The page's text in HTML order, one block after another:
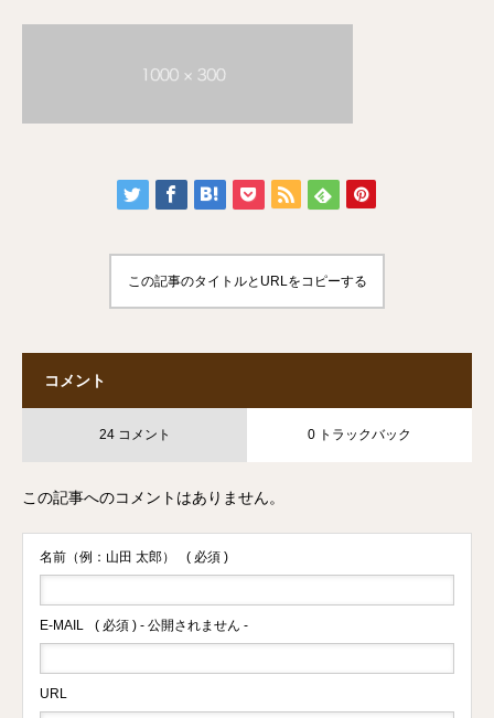
この記事のタイトルとURLをコピーする
コメント
24 コメント 0 トラックバック
この記事へのコメントはありません。
名前（例：山田 太郎） ( 必須 )
E-MAIL ( 必須 ) - 公開されません -
URL